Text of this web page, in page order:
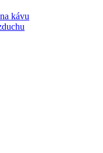
kávu